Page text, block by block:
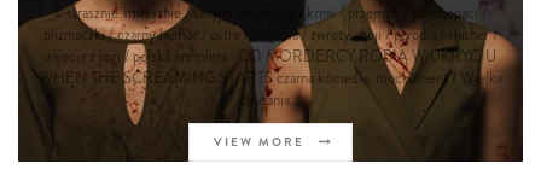
# strasznie śmiesznie / seryjni mordercy / krew / przemoc / psychopaci /
bliźniaczki / czarny humor / ostre narzędzia / zwroty akcji / parodia / slasher /
zajęcia z jogi / polska premiera CO MORDERCY ROBIĄ W UKRYCIU
WHEN THE SCREAMING STARTS czarna komedia, mockument / Wielka
Brytania...
VIEW MORE